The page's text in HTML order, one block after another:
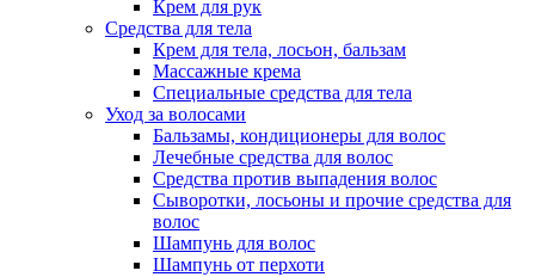
Крем для рук
Средства для тела
Крем для тела, лосьон, бальзам
Массажные крема
Специальные средства для тела
Уход за волосами
Бальзамы, кондиционеры для волос
Лечебные средства для волос
Средства против выпадения волос
Сыворотки, лосьоны и прочие средства для
волос
Шампунь для волос
Шампунь от перхоти